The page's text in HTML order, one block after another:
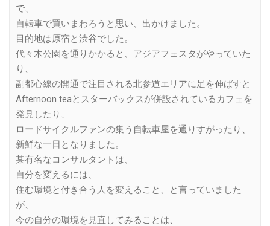
で、
自転車で買いまわろうと思い、出かけました。
目的地は原宿と渋谷でした。
代々木公園を通りかかると、アジアフェスタがやっていた
り、
副都心線の開通で注目される北参道エリアに足を伸ばすと
Afternoon teaとスターバックスが併設されているカフェを
発見したり、
ロードサイクルファンの集う自転車屋を通りすがったり、
新鮮な一日となりました。
某有名なコンサルタントは、
自分を変えるには、
住む環境と付き合う人を変えること、と言っていました
が、
今の自分の環境を見直してみることは、